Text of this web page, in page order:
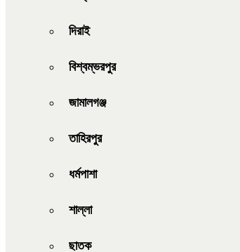
দিরাই
বিশ্বম্ভরপুর
জামালগঞ্জ
তাহিরপুর
ধর্মপাশা
শাল্লা
ছাতক